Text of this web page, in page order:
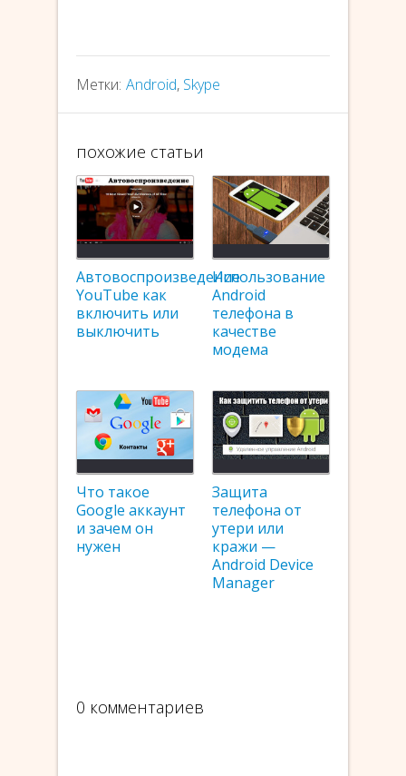
Метки: Android, Skype
похожие статьи
Автовоспроизведение
YouTube как
включить или
выключить
Использование
Android
телефона в
качестве
модема
Что такое
Google аккаунт
и зачем он
нужен
Защита
телефона от
утери или
кражи —
Android Device
Manager
0 комментариев